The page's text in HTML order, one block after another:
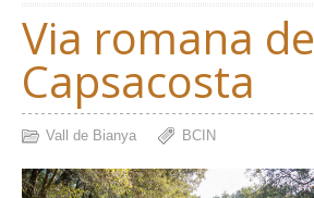
Via romana de
Capsacosta
Vall de Bianya BCIN